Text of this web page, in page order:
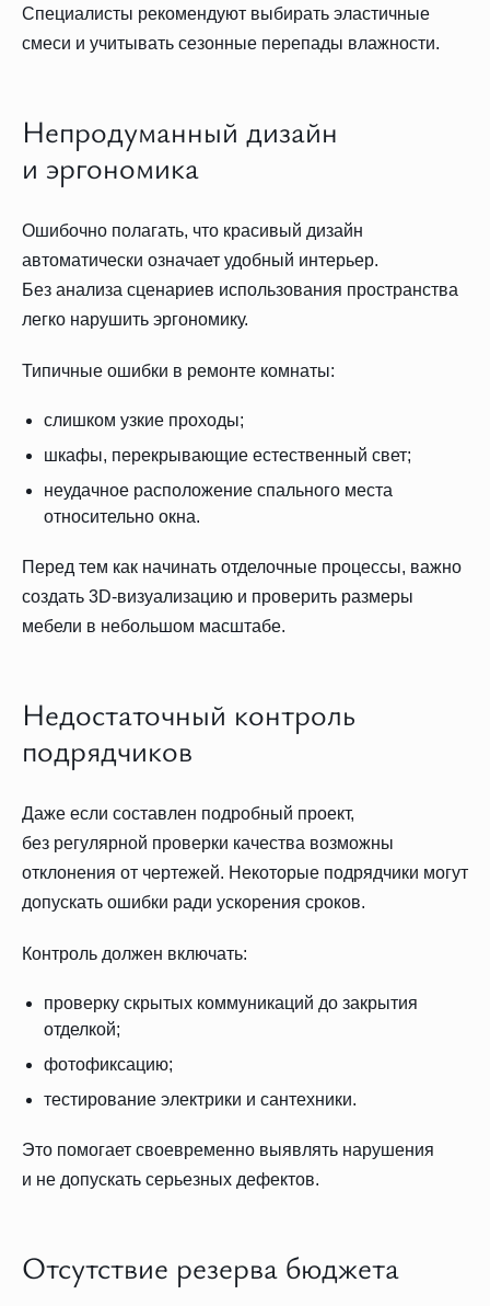
Специалисты рекомендуют выбирать эластичные
смеси и учитывать сезонные перепады влажности.
Непродуманный дизайн
и эргономика
Ошибочно полагать, что красивый дизайн
автоматически означает удобный интерьер.
Без анализа сценариев использования пространства
легко нарушить эргономику.
Типичные ошибки в ремонте комнаты:
слишком узкие проходы;
шкафы, перекрывающие естественный свет;
неудачное расположение спального места
относительно окна.
Перед тем как начинать отделочные процессы, важно
создать 3D-визуализацию и проверить размеры
мебели в небольшом масштабе.
Недостаточный контроль
подрядчиков
Даже если составлен подробный проект,
без регулярной проверки качества возможны
отклонения от чертежей. Некоторые подрядчики могут
допускать ошибки ради ускорения сроков.
Контроль должен включать:
проверку скрытых коммуникаций до закрытия
отделкой;
фотофиксацию;
тестирование электрики и сантехники.
Это помогает своевременно выявлять нарушения
и не допускать серьезных дефектов.
Отсутствие резерва бюджета